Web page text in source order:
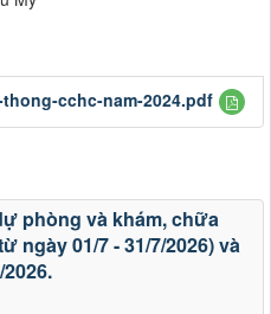
cchc-nam-2024.pdf
phòng và khám, chữa
ngày 01/7 - 31/7/2026) và